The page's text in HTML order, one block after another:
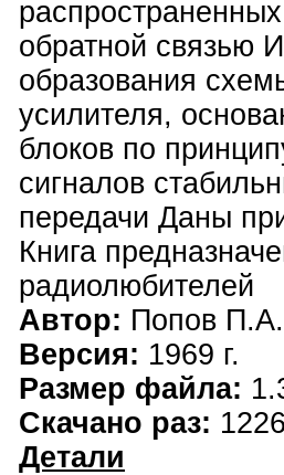
обратной связью
образования
усилителя,
блоков по
сигналов
передачи Даны
Книга
радиолюбителей
Автор: Попов П.А.
Версия: 1969 г.
Размер файла:
Скачано раз:
Детали